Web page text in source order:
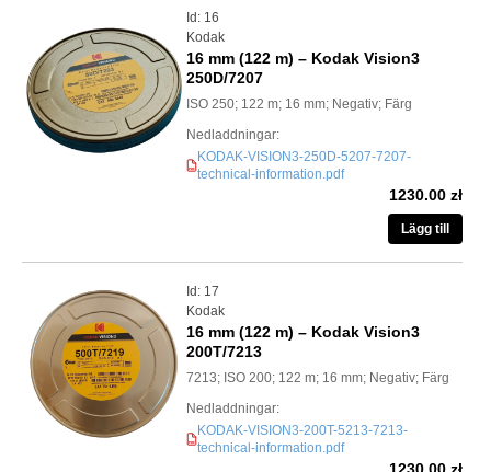
Id: 16
Kodak
16 mm (122 m) – Kodak Vision3
250D/7207
ISO 250; 122 m; 16 mm; Negativ; Färg
Nedladdningar:
PDF
KODAK-VISION3-250D-5207-7207-
technical-information.pdf
1230.00 zł
Lägg till
Id: 17
Kodak
16 mm (122 m) – Kodak Vision3
200T/7213
7213; ISO 200; 122 m; 16 mm; Negativ; Färg
Nedladdningar:
PDF
KODAK-VISION3-200T-5213-7213-
technical-information.pdf